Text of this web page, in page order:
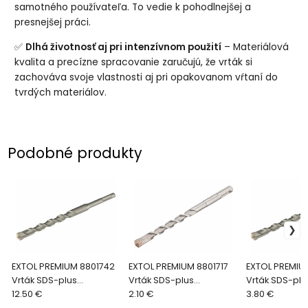
samotného používateľa. To vedie k pohodlnejšej a
presnejšej práci.
✅ Dlhá životnosť aj pri intenzívnom použití – Materiálová
kvalita a precízne spracovanie zaručujú, že vrták si
zachováva svoje vlastnosti aj pri opakovanom vŕtaní do
tvrdých materiálov.
Podobné produkty
EXTOL PREMIUM 8801742
Vrták SDS-plus
štvorbritý, Ø20x600mm
12.50 €
EXTOL PREMIUM 8801717
Vrták SDS-plus
štvorbritý, Ø10x160mm
2.10 €
EXTOL
Vrták SDS-
štvorbritý,
3.80 €